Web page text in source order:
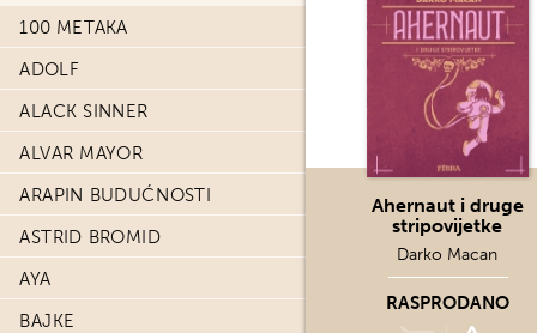
100 METAKA
ADOLF
ALACK SINNER
ALVAR MAYOR
ARAPIN BUDUĆNOSTI
ASTRID BROMID
AYA
BAJKE
Ahernaut i druge
stripovijetke
Darko Macan
RASPRODANO